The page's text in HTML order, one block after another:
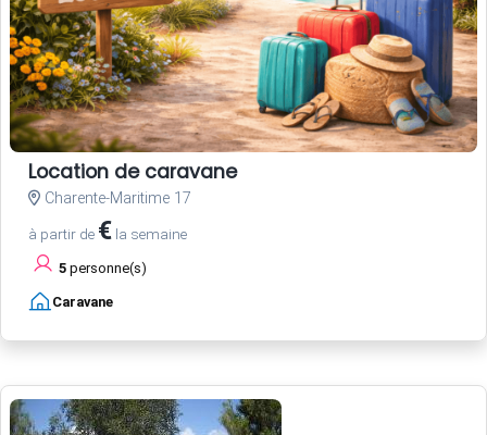
Location de caravane
Charente-Maritime 17
à partir de € la semaine
5 personne(s)
Caravane